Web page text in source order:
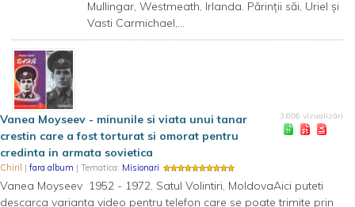
Mullingar, Westmeath, Irlanda. Părinții săi, Uriel și
Vasti Carmichael,...
Vanea Moyseev - minunile si viata unui tanar
crestin care a fost torturat si omorat pentru
credinta in armata sovietica
Chiril | fara album | Tematica: Misionari
3.606 vizualizări
Vanea Moyseev 1952 - 1972, Satul Volintiri, MoldovaAici puteti
descarca varianta video pentru telefon care se poate trimite prin